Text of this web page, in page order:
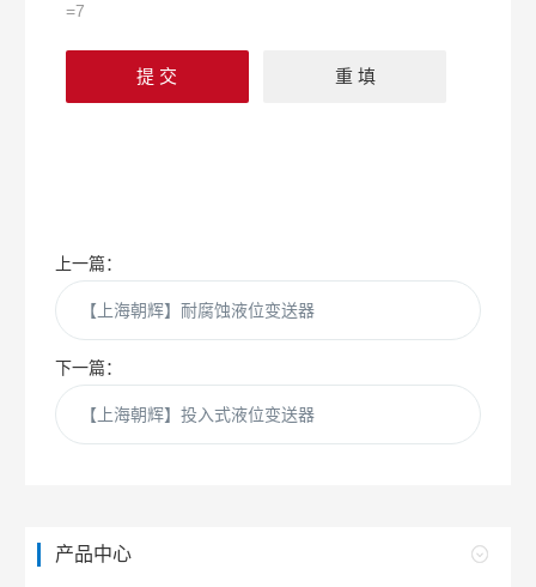
=7
上一篇：
【上海朝辉】耐腐蚀液位变送器
下一篇：
【上海朝辉】投入式液位变送器
产品中心